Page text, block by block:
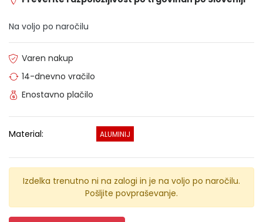
Na voljo po naročilu
Varen nakup
14-dnevno vračilo
Enostavno plačilo
Material: ALUMINIJ
Izdelka trenutno ni na zalogi in je na voljo po naročilu.
Pošljite povpraševanje.